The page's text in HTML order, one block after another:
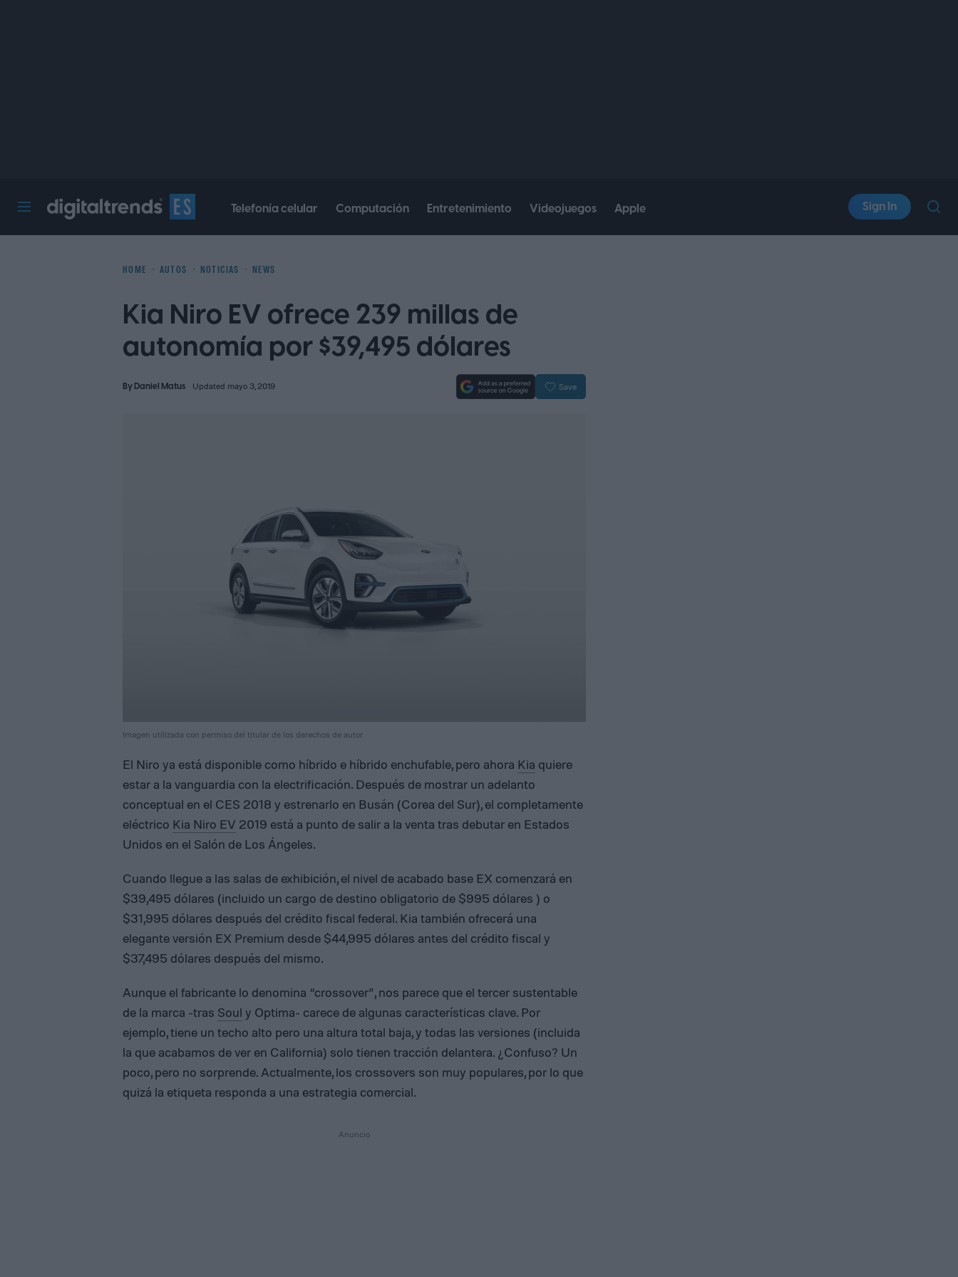
Telefonía celular Computación Entretenimiento Videojuegos Apple Sign In
HOME AUTOS NOTICIAS NEWS
Kia Niro EV ofrece 239 millas de
autonomía por $39,495 dólares
ByDaniel Matus Updated mayo 3, 2019 Save
Imagen utilizada con permiso del titular de los derechos de autor
El Niro ya está disponible como híbrido e híbrido enchufable, pero ahora Kia quiere
estar a la vanguardia con la electrificación. Después de mostrar un adelanto
conceptual en el CES 2018 y estrenarlo en Busán (Corea del Sur), el completamente
eléctrico Kia Niro EV 2019 está a punto de salir a la venta tras debutar en Estados
Unidos en el Salón de Los Ángeles.
Cuando llegue a las salas de exhibición, el nivel de acabado base EX comenzará en
$39,495 dólares (incluido un cargo de destino obligatorio de $995 dólares ) o
$31,995 dólares después del crédito fiscal federal. Kia también ofrecerá una
elegante versión EX Premium desde $44,995 dólares antes del crédito fiscal y
$37,495 dólares después del mismo.
Aunque el fabricante lo denomina “crossover”, nos parece que el tercer sustentable
de la marca -tras Soul y Optima- carece de algunas características clave. Por
ejemplo, tiene un techo alto pero una altura total baja, y todas las versiones (incluida
la que acabamos de ver en California) solo tienen tracción delantera. ¿Confuso? Un
poco, pero no sorprende. Actualmente, los crossovers son muy populares, por lo que
quizá la etiqueta responda a una estrategia comercial.